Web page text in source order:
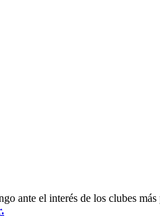
ante el interés de los clubes